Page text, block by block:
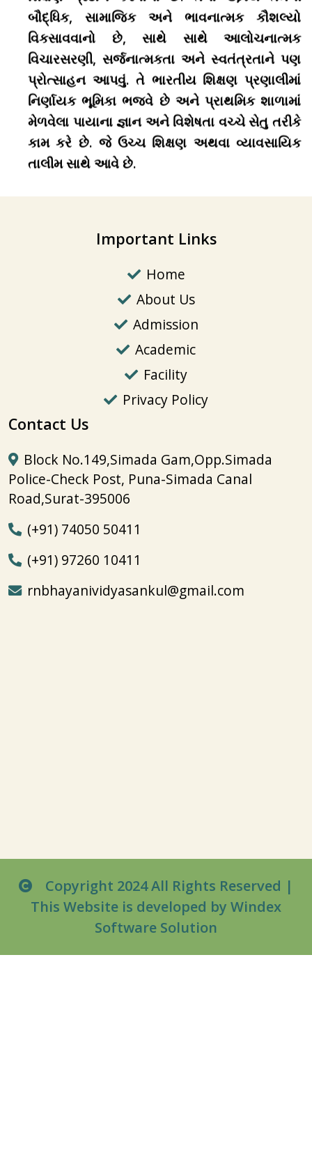
બૌદ્ધિક, સામાજિક અને ભાવનાત્મક કૌશલ્યો
વિકસાવવાનો છે, સાથે સાથે આલોચનાત્મક
વિચારસરણી, સર્જનાત્મકતા અને સ્વતંત્રતાને પણ
પ્રોત્સાહન આપવું. તે ભારતીય શિક્ષણ પ્રણાલીમાં
નિર્ણાયક ભૂમિકા ભજવે છે અને પ્રાથમિક શાળામાં
મેળવેલા પાયાના જ્ઞાન અને વિશેષતા વચ્ચે સેતુ તરીકે
કામ કરે છે. જે ઉચ્ચ શિક્ષણ અથવા વ્યાવસાયિક
તાલીમ સાથે આવે છે.
Important Links
Home
About Us
Admission
Academic
Facility
Privacy Policy
Contact Us
Block No.149,Simada Gam,Opp.Simada
Police-Check Post, Puna-Simada Canal
Road,Surat-395006
(+91) 74050 50411
(+91) 97260 10411
rnbhayanividyasankul@gmail.com
Copyright 2024 All Rights Reserved |
This Website is developed by Windex
Software Solution